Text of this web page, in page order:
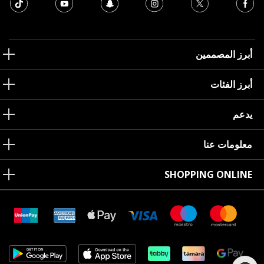
أبرز المصممين
أبرز الفئات
يدعم
معلومات عنا
SHOPPING ONLINE